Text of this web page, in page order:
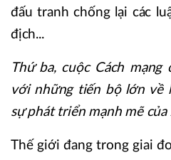
đấu tranh chống lại các
địch...
Thứ ba, cuộc Cách
với những tiến bộ lớn về
sự phát triển mạnh mẽ của
Thế giới đang trong giai